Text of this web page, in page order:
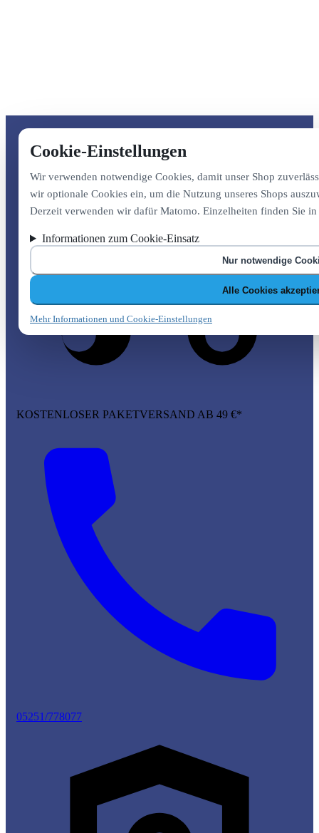
Cookie-Einstellungen
Wir verwenden notwendige Cookies, damit unser Shop
wir optionale Cookies ein, um die Nutzung unseres Shops
Derzeit verwenden wir dafür Matomo. Einzelheiten finden Sie
Informationen zum Cookie-Einsatz
Nur notwendige
Alle Cookies
Mehr Informationen und Cookie-Einstellungen
KOSTENLOSER PAKETVERSAND AB 49 €*
05251/778077